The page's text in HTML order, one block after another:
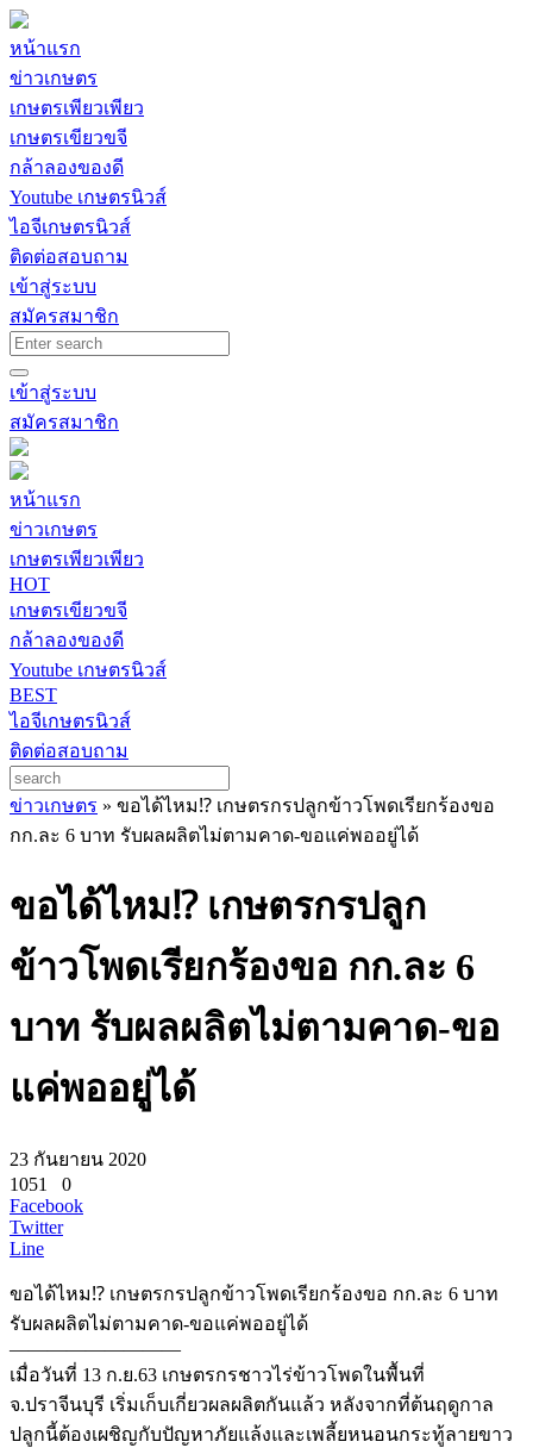
หน้าแรก
ข่าวเกษตร
เกษตรเพียวเพียว
เกษตรเขียวขจี
กล้าลองของดี
Youtube เกษตรนิวส์
ไอจีเกษตรนิวส์
ติดต่อสอบถาม
เข้าสู่ระบบ
สมัครสมาชิก
เข้าสู่ระบบ
สมัครสมาชิก
หน้าแรก
ข่าวเกษตร
เกษตรเพียวเพียว
HOT
เกษตรเขียวขจี
กล้าลองของดี
Youtube เกษตรนิวส์
BEST
ไอจีเกษตรนิวส์
ติดต่อสอบถาม
ข่าวเกษตร » ขอได้ไหม⁉️ เกษตรกรปลูกข้าวโพดเรียกร้องขอ
กก.ละ 6 บาท รับผลผลิตไม่ตามคาด-ขอแค่พออยู่ได้
ขอได้ไหม⁉️ เกษตรกรปลูก
ข้าวโพดเรียกร้องขอ กก.ละ 6
บาท รับผลผลิตไม่ตามคาด-ขอ
แค่พออยู่ได้
23 กันยายน 2020
1051
0
Facebook
Twitter
Line
ขอได้ไหม⁉️ เกษตรกรปลูกข้าวโพดเรียกร้องขอ กก.ละ 6 บาท
รับผลผลิตไม่ตามคาด-ขอแค่พออยู่ได้
—————————
เมื่อวันที่ 13 ก.ย.63 เกษตรกรชาวไร่ข้าวโพดในพื้นที่
จ.ปราจีนบุรี เริ่มเก็บเกี่ยวผลผลิตกันแล้ว หลังจากที่ต้นฤดูกาล
ปลูกนี้ต้องเผชิญกับปัญหาภัยแล้งและเพลี้ยหนอนกระทู้ลายขาว